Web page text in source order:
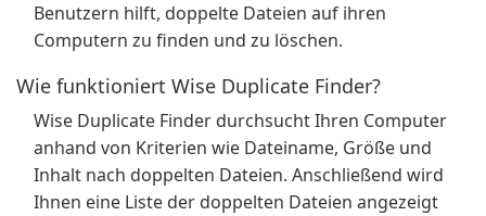
Benutzern hilft, doppelte Dateien auf ihren
Computern zu finden und zu löschen.
Wie funktioniert Wise Duplicate Finder?
Wise Duplicate Finder durchsucht Ihren Computer
anhand von Kriterien wie Dateiname, Größe und
Inhalt nach doppelten Dateien. Anschließend wird
Ihnen eine Liste der doppelten Dateien angezeigt